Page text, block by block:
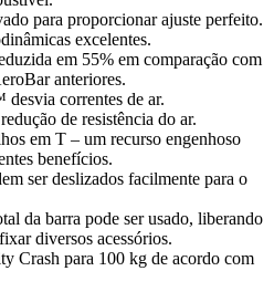
para proporcionar ajuste perfeito.
excelentes.
em 55% em comparação com
anteriores.
correntes de ar.
de resistência do ar.
em T – um recurso engenhoso
benefícios.
ser deslizados facilmente para o
da barra pode ser usado, liberando
diversos acessórios.
Crash para 100 kg de acordo com